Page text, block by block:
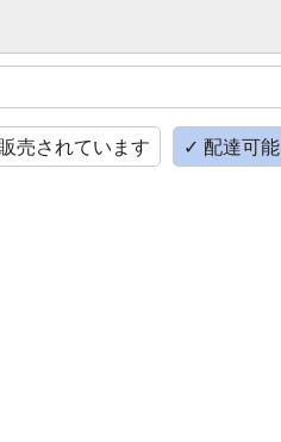
売されています ✓ 配達可能